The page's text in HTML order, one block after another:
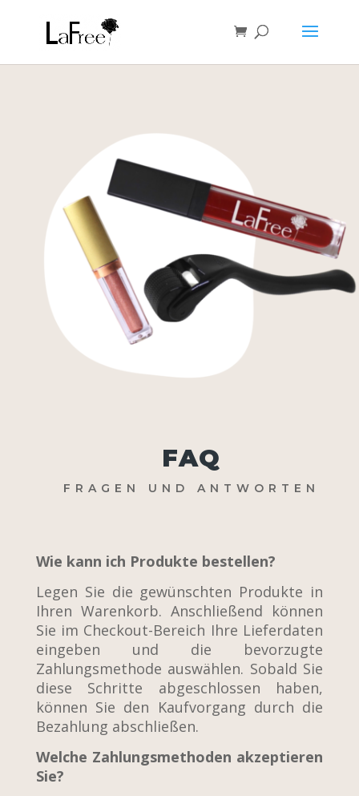
FAQ
FRAGEN UND ANTWORTEN
Wie kann ich Produkte bestellen?
Legen Sie die gewünschten Produkte in
Ihren Warenkorb. Anschließend können
Sie im Checkout-Bereich Ihre Lieferdaten
eingeben und die bevorzugte
Zahlungsmethode auswählen. Sobald Sie
diese Schritte abgeschlossen haben,
können Sie den Kaufvorgang durch die
Bezahlung abschließen.
Welche Zahlungsmethoden akzeptieren
Sie?